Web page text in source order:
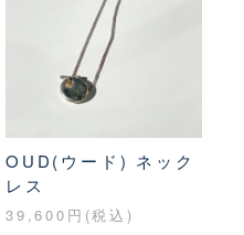
OUD(ウード) ネック
レス
39,600円(税込)